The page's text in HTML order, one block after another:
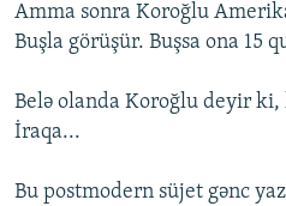
Amma sonra Koroğlu
Buşla görüşür. Buşsa ona 15
Belə olanda Koroğlu deyir ki,
İraqa...
Bu postmodern süjet gənc